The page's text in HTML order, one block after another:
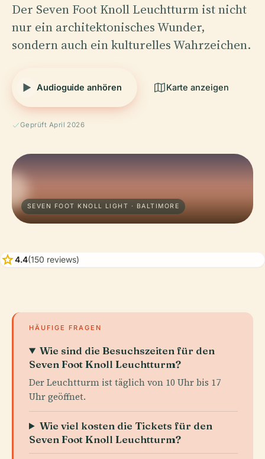
Der Seven Foot Knoll Leuchtturm ist nicht
nur ein architektonisches Wunder,
sondern auch ein kulturelles Wahrzeichen.
Audioguide anhören Karte anzeigen
Geprüft April 2026
SEVEN FOOT KNOLL LIGHT · BALTIMORE
star4.4(150 reviews)
HÄUFIGE FRAGEN
Wie sind die Besuchszeiten für den
Seven Foot Knoll Leuchtturm?
Der Leuchtturm ist täglich von 10 Uhr bis 17
Uhr geöffnet.
Wie viel kosten die Tickets für den
Seven Foot Knoll Leuchtturm?